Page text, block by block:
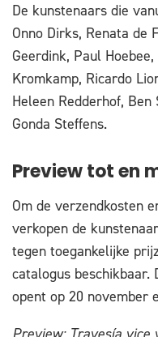
De kunstenaars die
Onno Dirks, Renata de
Geerdink, Paul
Kromkamp, Ricardo
Heleen Redderhof,
Gonda Steffens.
Preview tot en
Om de verzendkosten
verkopen de
tegen toegankelijke
catalogus
opent op 20 november